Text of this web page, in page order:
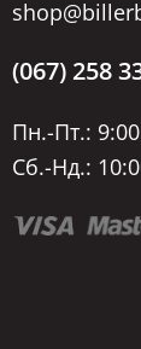
(067) 258
Пн.-Пт.:
Сб.-Нд.: